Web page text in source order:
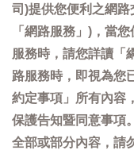
司)提供您便利之網
「網路服務」)，當
服務時，請您詳讀「
路服務時，即視為您
約定事項」所有內容
保護告知暨同意事項
全部或部分內容，請